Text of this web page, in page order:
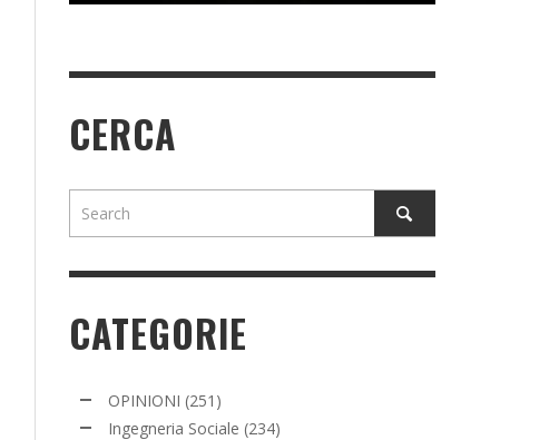
CERCA
CATEGORIE
OPINIONI (251)
Ingegneria Sociale (234)